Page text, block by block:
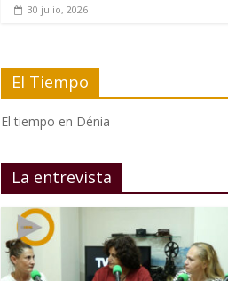
30 julio, 2026
El Tiempo
El tiempo en Dénia
La entrevista